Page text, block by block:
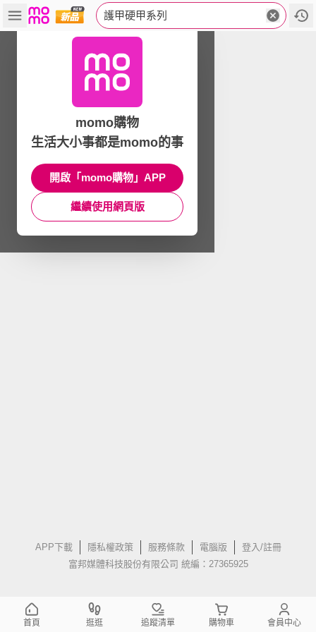
護甲硬甲系列
APP下載 隱私權政策 服務條款 電腦版
登入/註冊
富邦媒體科技股份有限公司 統編：27365925
momo購物
生活大小事都是momo的事
開啟「momo購物」APP
繼續使用網頁版
首頁 逛逛 追蹤清單 購物車 會員中心